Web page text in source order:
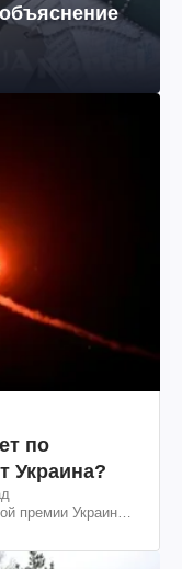
по
Украина?
премии Украины